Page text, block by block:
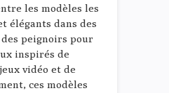
les modèles les
élégants dans des
peignoirs pour
inspirés de
vidéo et de
ces modèles